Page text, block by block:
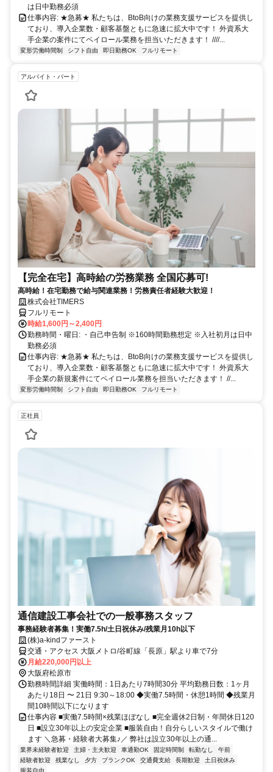
は日中勤務必須
仕事内容: ★急募★ 私たちは、BtoB向けの業務支援サービスを提供し
ており、導入企業数・顧客基盤ともに急速に拡大中です！ 外資系大
手企業の案件にてペイロール業務を担当いただきます！ ////...
変形労働時間制 シフト自由 即日勤務OK フルリモート
アルバイト・パート
【完全在宅】高時給の労務業務 全国応募可!
高時給！在宅勤務で給与関連業務！労務責任者経験大歓迎！
株式会社TIMERS
フルリモート
時給1,600円～2,400円
勤務時間・曜日: ・自己申告制 ※160時間勤務想定 ※入社初月は日中
勤務必須
仕事内容: ★急募★ 私たちは、BtoB向けの業務支援サービスを提供し
ており、導入企業数・顧客基盤ともに急速に拡大中です！ 外資系大
手企業の新規案件にてペイロール業務を担当いただきます！ //...
変形労働時間制 シフト自由 即日勤務OK フルリモート
正社員
通信建設工事会社での一般事務スタッフ
事務経験者募集！実働7.5h/土日祝休み/残業月10h以下
(株)a-kindファースト
交通・アクセス 大阪メトロ/谷町線「長原」駅より車で7分
月給220,000円以上
大阪府松原市
勤務時間詳細 実働時間：1日あたり7時間30分 平均勤務日数：1ヶ月
あたり18日 〜 21日 9:30～18:00 ◆実働7.5時間・休憩1時間 ◆残業月
間10時間以下になります
仕事内容 ■実働7.5時間×残業ほぼなし ■完全週休2日制・年間休日120
日 ■設立30年以上の安定企業 ■服装自由！自分らしいスタイルで働け
ます ＼急募・経験者大募集♪／ 弊社は設立30年以上の通...
業界未経験者歓迎 主婦・主夫歓迎 車通勤OK 固定時間制 転勤なし
午前
経験者歓迎
残業なし 夕方 ブランクOK 交通費支給 長期歓迎
土日祝休み
服装自由